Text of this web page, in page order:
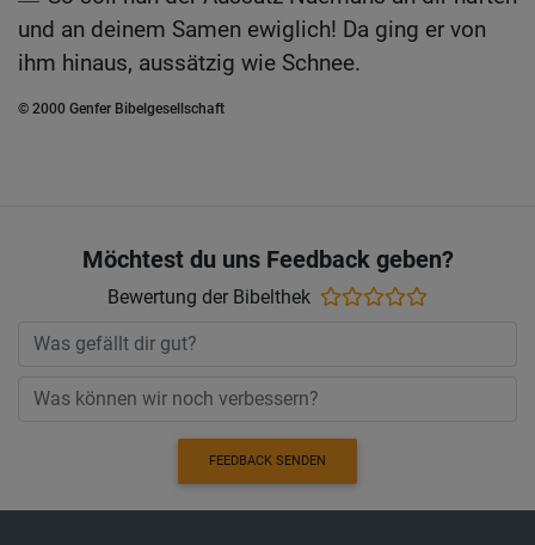
und an deinem Samen ewiglich! Da ging er von
ihm hinaus, aussätzig wie Schnee.
© 2000 Genfer Bibelgesellschaft
Möchtest du uns Feedback geben?
Bewertung der Bibelthek
FEEDBACK SENDEN